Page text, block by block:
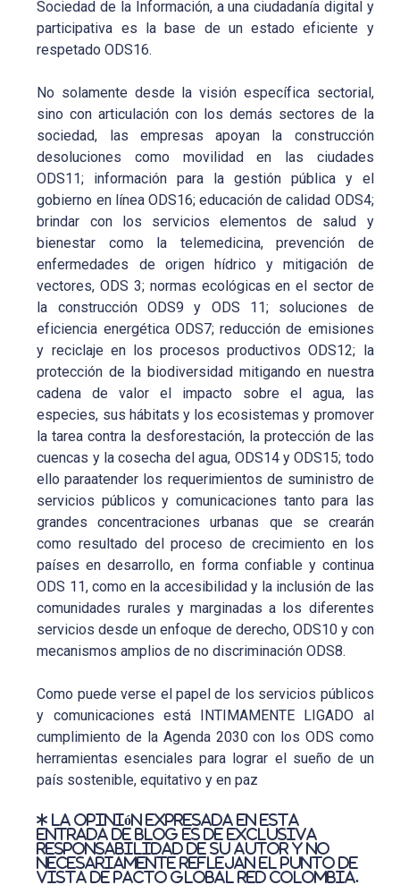
Sociedad de la Información, a una ciudadanía digital y
participativa es la base de un estado eficiente y
respetado ODS16.
No solamente desde la visión específica sectorial,
sino con articulación con los demás sectores de la
sociedad, las empresas apoyan la construcción
desoluciones como movilidad en las ciudades
ODS11; información para la gestión pública y el
gobierno en línea ODS16; educación de calidad ODS4;
brindar con los servicios elementos de salud y
bienestar como la telemedicina, prevención de
enfermedades de origen hídrico y mitigación de
vectores, ODS 3; normas ecológicas en el sector de
la construcción ODS9 y ODS 11; soluciones de
eficiencia energética ODS7; reducción de emisiones
y reciclaje en los procesos productivos ODS12; la
protección de la biodiversidad mitigando en nuestra
cadena de valor el impacto sobre el agua, las
especies, sus hábitats y los ecosistemas y promover
la tarea contra la desforestación, la protección de las
cuencas y la cosecha del agua, ODS14 y ODS15; todo
ello paraatender los requerimientos de suministro de
servicios públicos y comunicaciones tanto para las
grandes concentraciones urbanas que se crearán
como resultado del proceso de crecimiento en los
países en desarrollo, en forma confiable y continua
ODS 11, como en la accesibilidad y la inclusión de las
comunidades rurales y marginadas a los diferentes
servicios desde un enfoque de derecho, ODS10 y con
mecanismos amplios de no discriminación ODS8.
Como puede verse el papel de los servicios públicos
y comunicaciones está INTIMAMENTE LIGADO al
cumplimiento de la Agenda 2030 con los ODS como
herramientas esenciales para lograr el sueño de un
país sostenible, equitativo y en paz
La opinión expresada en esta
entrada de blog es de exclusiva
responsabilidad de su autor y no
necesariamente reflejan el punto de
vista de Pacto Global Red Colombia.